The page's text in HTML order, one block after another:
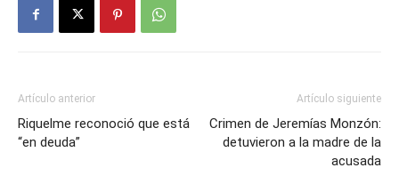
Artículo anterior
Riquelme reconoció que está
“en deuda”
Artículo siguiente
Crimen de Jeremías Monzón:
detuvieron a la madre de la
acusada